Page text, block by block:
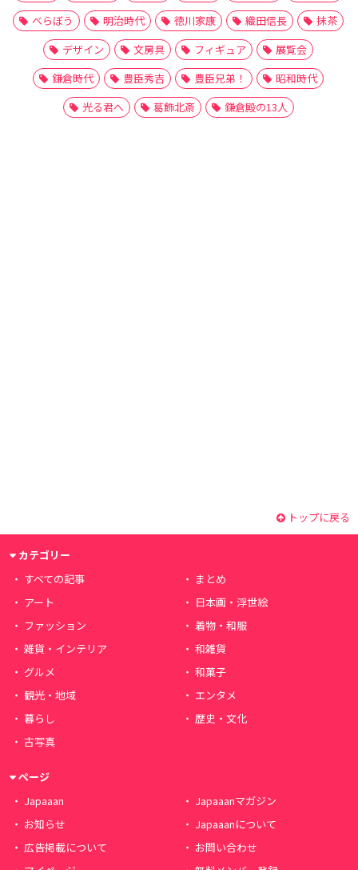
べらぼう
明治時代 徳川家康 織田信長
抹茶
デザイン
文房具 フィギュア
展覧会
鎌倉時代
豊臣秀吉 豊臣兄弟！
昭和時代
光る君へ
葛飾北斎 鎌倉殿の13人
トップに戻る
カテゴリー
すべての記事
まとめ
アート
日本画・浮世絵
ファッション
着物・和服
雑貨・インテリア
和雑貨
グルメ
和菓子
観光・地域
エンタメ
暮らし
歴史・文化
古写真
ページ
Japaaan
Japaaanマガジン
お知らせ
Japaaanについて
広告掲載について
お問い合わせ